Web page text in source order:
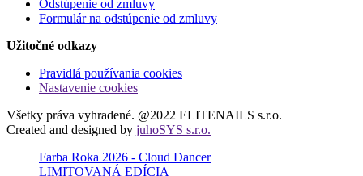
Odstúpenie od zmluvy
Formulár na odstúpenie od zmluvy
Užitočné odkazy
Pravidlá používania cookies
Nastavenie cookies
Všetky práva vyhradené. @2022 ELITENAILS s.r.o.
Created and designed by juhoSYS s.r.o.
Farba Roka 2026 - Cloud Dancer
LIMITOVANÁ EDÍCIA